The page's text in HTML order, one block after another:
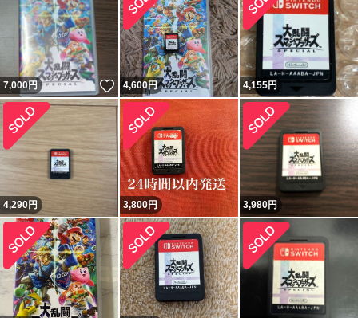
7,000円 いいね！
4,600円 4,155円
4,290円 3,800円 3,980円